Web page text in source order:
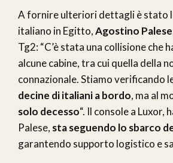
A fornire ulteriori dettagli è stato
italiano in Egitto,Agostino Palese
Tg2: “C’è stata una collisione che
alcune cabine, tra cui quella della
connazionale. Stiamo verificando
decine di italiani a bordo, ma al
solo decesso“. Il console a Luxor,
Palese, sta seguendo lo sbarco
garantendo supporto logistico e